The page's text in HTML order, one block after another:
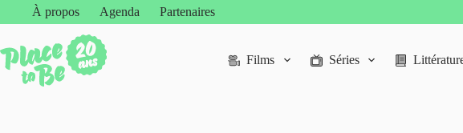
À propos Agenda Partenaires
Films Séries